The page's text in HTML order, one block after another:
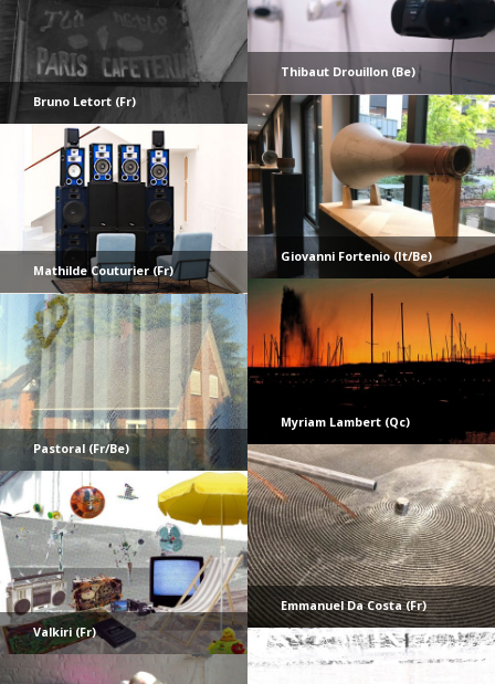
Thibaut Drouillon (Be)
Bruno Letort (Fr)
Giovanni Fortenio (It/Be)
Mathilde Couturier (Fr)
Myriam Lambert (Qc)
Pastoral (Fr/Be)
Emmanuel Da Costa (Fr)
Valkiri (Fr)